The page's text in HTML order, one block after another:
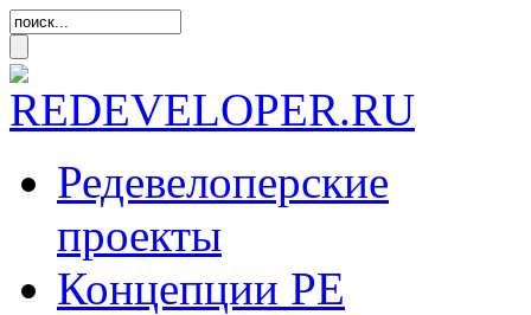
Редевелоперские
проекты
Концепции РЕ